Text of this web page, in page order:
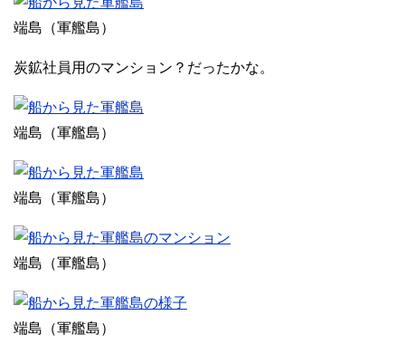
端島（軍艦島）
炭鉱社員用のマンション？だったかな。
端島（軍艦島）
端島（軍艦島）
端島（軍艦島）
端島（軍艦島）